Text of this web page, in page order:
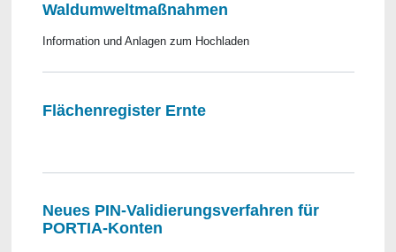
Waldumweltmaßnahmen
Information und Anlagen zum Hochladen
Flächenregister Ernte
Neues PIN-Validierungsverfahren für
PORTIA-Konten